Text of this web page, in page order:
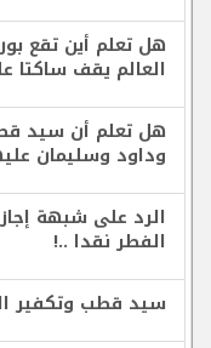
هل تعلم أين تقع
العالم يقف ساكتا
هل تعلم أن سيد
وداود وسليمان
الرد على شبهة
الفطر نقدا ..!
سيد قطب وتكفير